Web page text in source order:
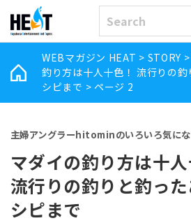
WEBマガジン HEAT > STORY
釣り方は十人十色！ 流行りの
シピまで > ページ 2
主婦アングラーhitominのいろいろ気に
マダイの釣り方は十人
流行りの釣りと釣っ
シピまで